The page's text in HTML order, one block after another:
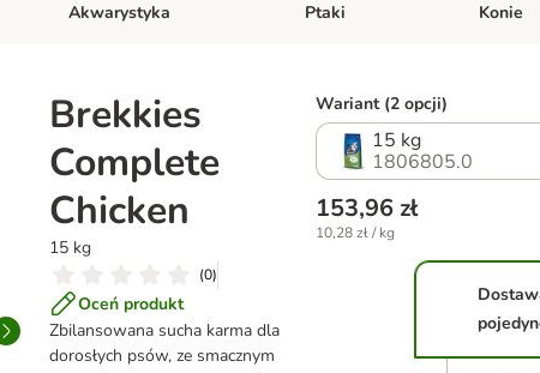
Otwórz menu kategorii: Małe zwierzęta
Akwarystyka Otwórz menu kategorii:
Ptaki Otwórz
Konie
Brekkies
Complete
Chicken
15 kg
(0)
Oceń produkt
Zbilansowana sucha karma dla
dorosłych psów, ze smacznym
Wariant (2 opcji)
15 kg
1806805.0
153,96 zł
10,28 zł / kg